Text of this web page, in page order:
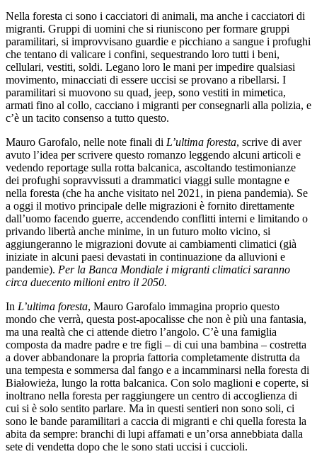
Nella foresta ci sono i cacciatori di animali, ma anche i cacciatori di
migranti. Gruppi di uomini che si riuniscono per formare gruppi
paramilitari, si improvvisano guardie e picchiano a sangue i profughi
che tentano di valicare i confini, sequestrando loro tutti i beni,
cellulari, vestiti, soldi. Legano loro le mani per impedire qualsiasi
movimento, minacciati di essere uccisi se provano a ribellarsi. I
paramilitari si muovono su quad, jeep, sono vestiti in mimetica,
armati fino al collo, cacciano i migranti per consegnarli alla polizia, e
c’è un tacito consenso a tutto questo.
Mauro Garofalo, nelle note finali di L’ultima foresta, scrive di aver
avuto l’idea per scrivere questo romanzo leggendo alcuni articoli e
vedendo reportage sulla rotta balcanica, ascoltando testimonianze
dei profughi sopravvissuti a drammatici viaggi sulle montagne e
nella foresta (che ha anche visitato nel 2021, in piena pandemia). Se
a oggi il motivo principale delle migrazioni è fornito direttamente
dall’uomo facendo guerre, accendendo conflitti interni e limitando o
privando libertà anche minime, in un futuro molto vicino, si
aggiungeranno le migrazioni dovute ai cambiamenti climatici (già
iniziate in alcuni paesi devastati in continuazione da alluvioni e
pandemie). Per la Banca Mondiale i migranti climatici saranno
circa duecento milioni entro il 2050.
In L’ultima foresta, Mauro Garofalo immagina proprio questo
mondo che verrà, questa post-apocalisse che non è più una fantasia,
ma una realtà che ci attende dietro l’angolo. C’è una famiglia
composta da madre padre e tre figli – di cui una bambina – costretta
a dover abbandonare la propria fattoria completamente distrutta da
una tempesta e sommersa dal fango e a incamminarsi nella foresta di
Białowieża, lungo la rotta balcanica. Con solo maglioni e coperte, si
inoltrano nella foresta per raggiungere un centro di accoglienza di
cui si è solo sentito parlare. Ma in questi sentieri non sono soli, ci
sono le bande paramilitari a caccia di migranti e chi quella foresta la
abita da sempre: branchi di lupi affamati e un’orsa annebbiata dalla
sete di vendetta dopo che le sono stati uccisi i cuccioli.